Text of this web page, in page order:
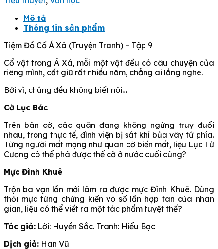
xá
(Truyện
tranh)
Tập
số
lượng
Mô tả
Thông tin sản phẩm
Tiệm Đồ Cổ Á Xá (Truyện Tranh) – Tập 9
Cổ vật trong Á Xá, mỗi một vật đều có câu chuyện của
riêng mình, cất giữ rất nhiều năm, chẳng ai lắng nghe.
Bởi vì, chúng đều không biết nói…
Cờ Lục Bác
Trên bàn cờ, các quân đang không ngừng truy đuổi
nhau, trong thực tế, đình viện bị sát khí bủa vây tứ phía.
Từng người mất mạng như quân cờ biến mất, liệu Lục Tử
Cương có thể phá được thế cờ ở nước cuối cùng?
Mực Đình Khuê
Trộn ba vạn lần mới làm ra được mực Đình Khuê. Dùng
thỏi mực từng chứng kiến vô số lần hợp tan của nhân
gian, liệu có thể viết ra một tác phẩm tuyệt thế?
Tác giả: Lời: Huyền Sắc. Tranh: Hiểu Bạc
Dịch giả: Hân Vũ